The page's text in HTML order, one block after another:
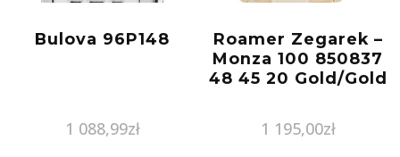
Bulova 96P148
1 088,99zł
Roamer Zegarek –
Monza 100 850837
48 45 20 Gold/Gold
1 195,00zł